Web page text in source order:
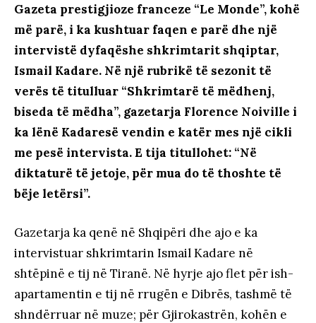
Gazeta prestigjioze franceze “Le Monde”, kohë
më parë, i ka kushtuar faqen e parë dhe një
intervistë dyfaqëshe shkrimtarit shqiptar,
Ismail Kadare. Në një rubrikë të sezonit të
verës të titulluar “Shkrimtarë të mëdhenj,
biseda të mëdha”, gazetarja Florence Noiville i
ka lënë Kadaresë vendin e katër mes një cikli
me pesë intervista. E tija titullohet: “Në
diktaturë të jetoje, për mua do të thoshte të
bëje letërsi”.
Gazetarja ka qenë në Shqipëri dhe ajo e ka
intervistuar shkrimtarin Ismail Kadare në
shtëpinë e tij në Tiranë. Në hyrje ajo flet për ish-
apartamentin e tij në rrugën e Dibrës, tashmë të
shndërruar në muze; për Gjirokastrën, kohën e